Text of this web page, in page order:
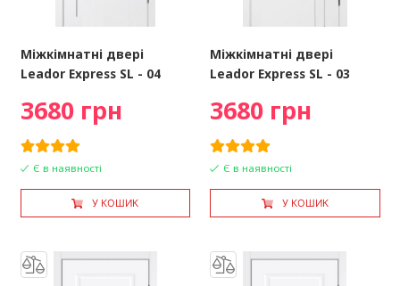
Міжкімнатні двері
Leador Express SL - 04
3680 грн
Є в наявності
У КОШИК
Міжкімнатні двері
Leador Express SL - 03
3680 грн
Є в наявності
У КОШИК